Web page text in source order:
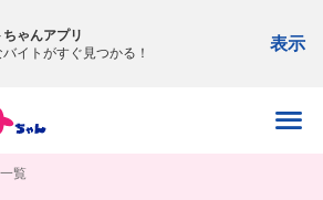
ゃんアプリ
イトがすぐ見つかる！
表示
覧